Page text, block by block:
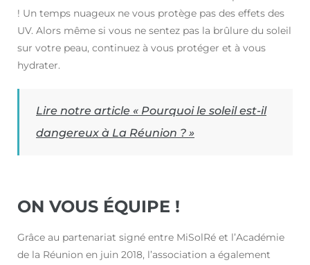
! Un temps nuageux ne vous protège pas des effets des
UV. Alors même si vous ne sentez pas la brûlure du soleil
sur votre peau, continuez à vous protéger et à vous
hydrater.
Lire notre article « Pourquoi le soleil est-il
dangereux à La Réunion ? »
ON VOUS ÉQUIPE !
Grâce au partenariat signé entre MiSolRé et l’Académie
de la Réunion en juin 2018, l’association a également